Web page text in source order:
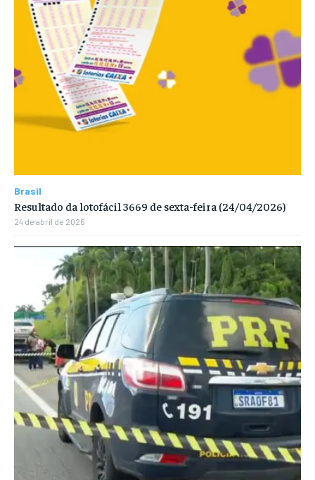
Brasil
Resultado da lotofácil 3669 de sexta-feira (24/04/2026)
24 de abril de 2026